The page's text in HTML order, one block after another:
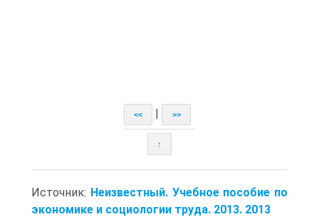
<< | >>
↑
Источник: Неизвестный. Учебное пособие по
экономике и социологии труда. 2013. 2013